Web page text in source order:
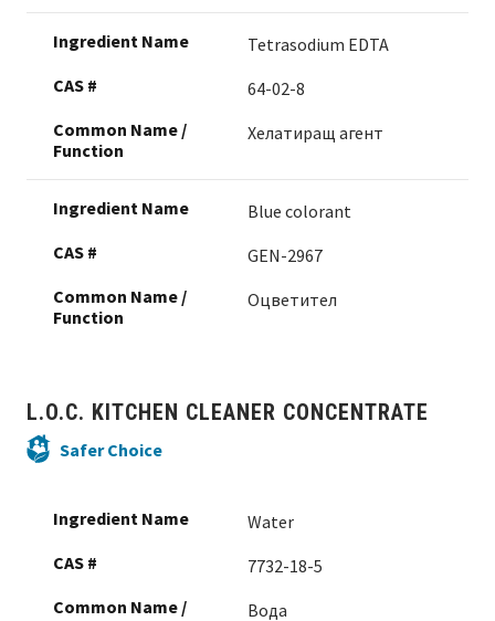
Tetrasodium EDTA
64-02-8
Хелатиращ агент
Blue colorant
GEN-2967
Оцветител
L.O.C. KITCHEN CLEANER CONCENTRATE
Safer Choice
Water
7732-18-5
Вода